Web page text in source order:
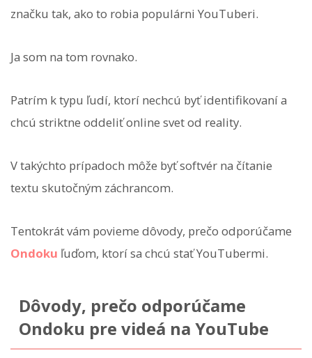
značku tak, ako to robia populárni YouTuberi.
Ja som na tom rovnako.
Patrím k typu ľudí, ktorí nechcú byť identifikovaní a
chcú striktne oddeliť online svet od reality.
V takýchto prípadoch môže byť softvér na čítanie
textu skutočným záchrancom.
Tentokrát vám povieme dôvody, prečo odporúčame
Ondoku ľuďom, ktorí sa chcú stať YouTubermi.
Dôvody, prečo odporúčame
Ondoku pre videá na YouTube